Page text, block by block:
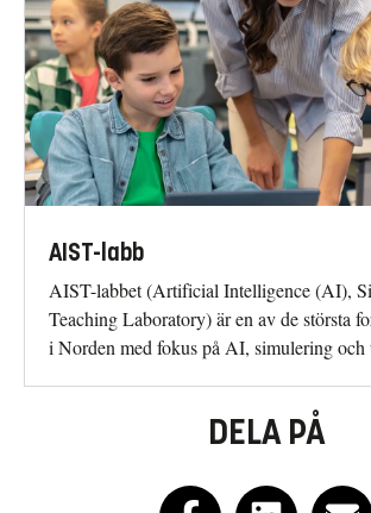
AIST-labb
AIST-labbet (Artificial Intelligence (AI),
Teaching Laboratory) är en av de största
i Norden med fokus på AI, simulering och
DELA PÅ